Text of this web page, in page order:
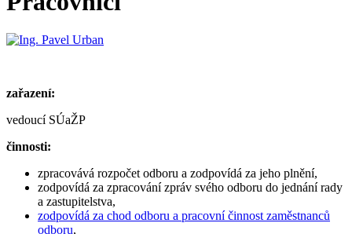
zařazení:
vedoucí SÚaŽP
činnosti:
zpracovává rozpočet odboru a zodpovídá za jeho plnění,
zodpovídá za zpracování zpráv svého odboru do jednání rady
a zastupitelstva,
zodpovídá za chod odboru a pracovní činnost zaměstnanců
odboru,